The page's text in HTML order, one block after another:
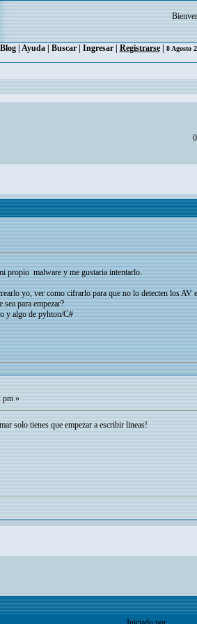
Blog| Ayuda| Buscar| Ingresar| Registrarse| 8 Agosto
propio malware y me gustaria intentarlo.
yo, ver como cifrarlo para que no lo detecten los AV
para empezar?
y algo de pyhton/C#
pm »
solo tienes que empezar a escribir lineas!